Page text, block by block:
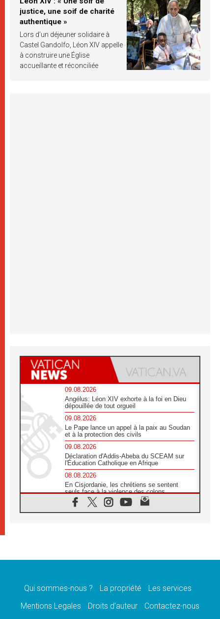
justice, une soif de charité
authentique »
Lors d’un déjeuner solidaire à
Castel Gandolfo, Léon XIV appelle
à construire une Église
accueillante et réconciliée
09.08.2026
Angélus: Léon XIV exhorte à la foi en Dieu
dépouillée de tout orgueil
09.08.2026
Le Pape lance un appel à la paix au Soudan
et à la protection des civils
09.08.2026
Déclaration d'Addis-Abeba du SCEAM sur
l'Éducation Catholique en Afrique
08.08.2026
En Cisjordanie, les chrétiens se sentent
seuls face à la violence des colons
08.08.2026
Léon XIV au sanctuaire de Notre Dame du
08.08.2026
08.08.2026
catholiques
Qui sommes-nous ? La propriété
Les services
Mentions Legales
Droits d’auteur Contactez-nous